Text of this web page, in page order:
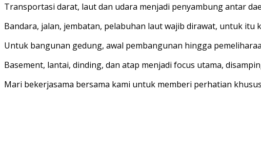
Transportasi darat, laut dan udara menjadi penyambung antar
Bandara, jalan, jembatan, pelabuhan laut wajib dirawat, untuk itu
Untuk bangunan gedung, awal pembangunan hingga
Basement, lantai, dinding, dan atap menjadi focus utama,
Mari bekerjasama bersama kami untuk memberi perhatian